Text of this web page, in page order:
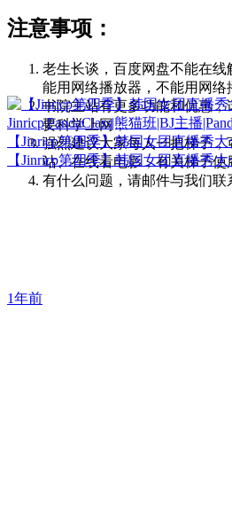
注意事项：
老生长谈，百度网盘不能在
能用网络播放器，不能用网络
书院主站有更多功能和优惠，
要科学上网；
强烈建议大家每人一把梯子，
站、在线看电影，有关梯子使
有什么问题，请邮件与我们联
【Jinricp第四季】韩国女团直播秀
【Jinricp第四季】韩国女团直播秀大
1年前